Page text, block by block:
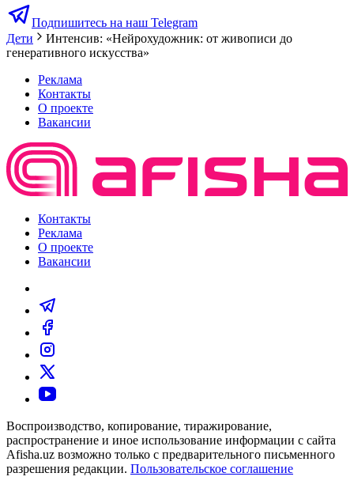
Подпишитесь на наш Telegram
Дети
Интенсив: «Нейрохудожник: от живописи до
генеративного искусства»
Реклама
Контакты
О проекте
Вакансии
Контакты
Реклама
О проекте
Вакансии
Воспроизводство, копирование, тиражирование,
распространение и иное использование информации с сайта
Afisha.uz возможно только с предварительного письменного
разрешения редакции. Пользовательское соглашение